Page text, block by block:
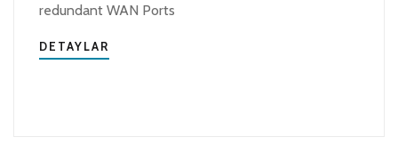
redundant WAN Ports
DETAYLAR